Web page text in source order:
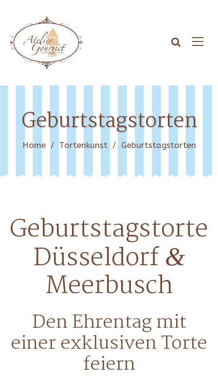
Geburtstagstorten
Home / Tortenkunst / Geburtstagstorten
Geburtstags­torte
Düsseldorf &
Meerbusch
Den Ehrentag mit
einer exklusiven Torte
feiern